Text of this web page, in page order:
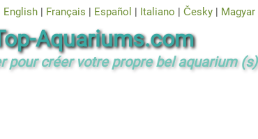
English | Français | Español | Italiano | Česky | Magyar
Aquariums.com
pour créer votre propre bel aquarium (s)